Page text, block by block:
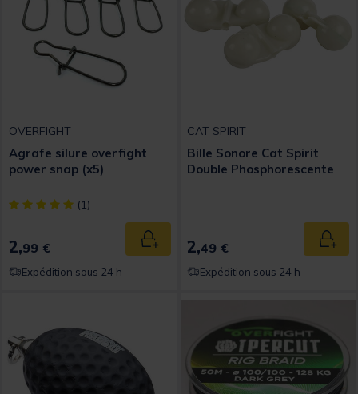
OVERFIGHT
Agrafe silure overfight
power snap (x5)
[object Object] out of 5 Customer Rating
(1)
2,99 € Ajouter au panier
Expédition sous 24 h
CAT SPIRIT
Bille Sonore Cat Spirit
Double Phosphorescente
2,49 €
Expédition sous 24 h